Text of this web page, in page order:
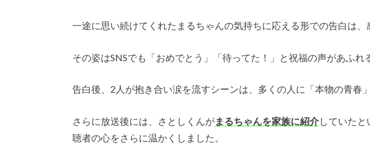
一途に思い続けてくれたまるちゃんの気持ちに応える形での告白は、
その姿はSNSでも「おめでとう」「待ってた！」と祝福の声があふれ
告白後、2人が抱き合い涙を流すシーンは、多くの人に「本物の青春
さらに放送後には、さとしくんがまるちゃんを家族に紹介していた
聴者の心をさらに温かくしました。